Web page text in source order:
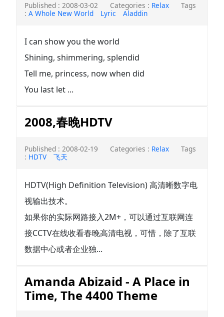
Published : 2008-03-02 Categories : Relax
Tags
: A Whole New World Lyric Aladdin
I can show you the world
Shining, shimmering, splendid
Tell me, princess, now when did
You last let ...
2008,春晚HDTV
Published : 2008-02-19 Categories : Relax
Tags
: HDTV 飞天
HDTV(High Definition Television) 高清晰数字电
视输出技术。
如果你的实际网路接入2M+，可以通过互联网连
接CCTV在线收看春晚高清电视，可惜，除了互联
数据中心或者企业独...
Amanda Abizaid - A Place in
Time, The 4400 Theme